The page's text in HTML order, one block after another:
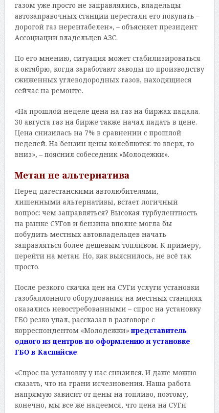
газом уже просто не заправлялись, владельцы
автозаправочных станций перестали его покупать –
дорогой газ нерентабелен», – объясняет президент
Ассоциации владельцев АЗС.
По его мнению, ситуация может стабилизироваться
к октябрю, когда заработают заводы по производству
сжиженных углеводородных газов, находящиеся
сейчас на ремонте.
«На прошлой неделе цена на газ на биржах падала.
30 августа газ на бирже также начал падать в цене.
Цена снизилась на 7% в сравнении с прошлой
неделей. На бензин цены колеблются: то вверх, то
вниз», – пояснил собеседник «Молодежки».
Метан не альтернатива
Перед дагестанскими автолюбителями,
лишенными альтернативы, встает логичный
вопрос: чем заправляться? Высокая турбулентность
на рынке СУГов и бензина вполне могла бы
побудить местных автовладельцев начать
заправляться более дешевым топливом. К примеру,
перейти на метан. Но, как выяснилось, не всё так
просто.
После резкого скачка цен на СУГи услуги установки
газобаллонного оборудования на местных станциях
оказались невостребованными – спрос на установку
ГБО резко упал, рассказал в разговоре с
корреспондентом «Молодежки»представитель
одного из центров по оформлению и установке
ГБО в Каспийске.
«Спрос на установку у нас снизился. И даже можно
сказать, что на грани исчезновения. Наша работа
напрямую зависит от цены на топливо, поэтому,
конечно, мы все же надеемся, что цена на СУГи